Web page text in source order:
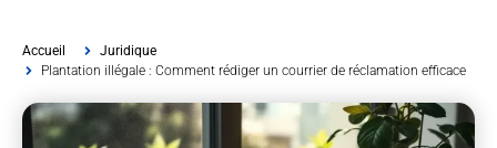
Accueil
Juridique
Plantation illégale : Comment rédiger un courrier de réclamation efficace